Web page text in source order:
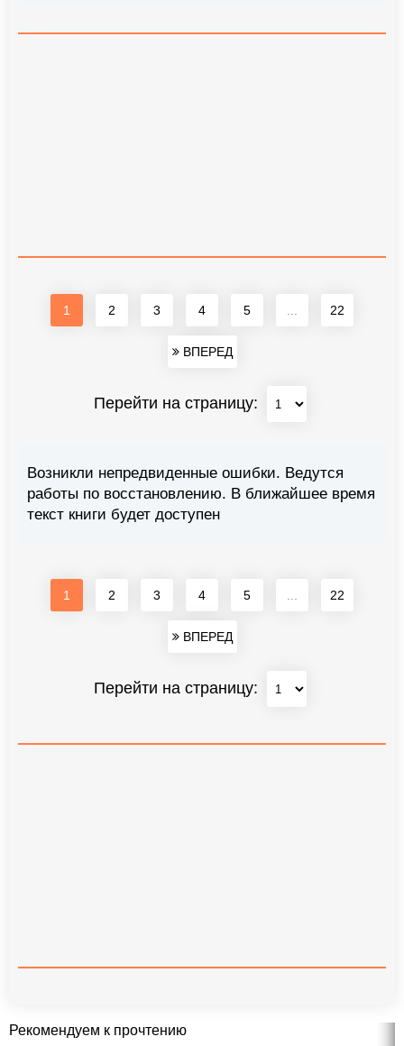
1 2 3 4 5 22
ВПЕРЕД
Перейти на страницу:
Возникли непредвиденные ошибки. Ведутся
работы по восстановлению. В ближайшее время
текст книги будет доступен
1 2 3 4 5 22
ВПЕРЕД
Перейти на страницу:
Рекомендуем к прочтению